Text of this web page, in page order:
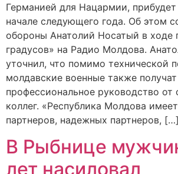
Германией для Нацармии,
начале следующего года. Об этом
обороны Анатолий Носатый в ходе
градусов» на Радио Молдова.
уточнил, что помимо технической
молдавские военные также получат
профессиональное руководство от
коллег. «Республика Молдова
партнеров, надежных партнеров, […]
В Рыбнице
лет насиловал